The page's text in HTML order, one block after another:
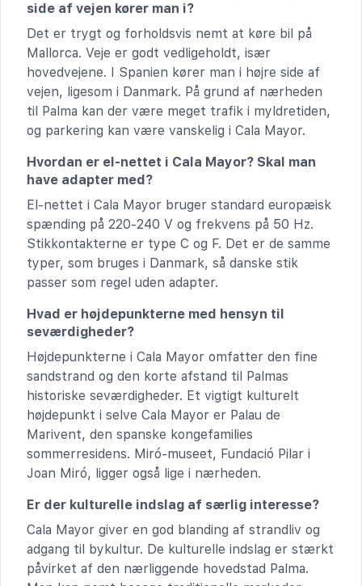
side af vejen kører man i?
Det er trygt og forholdsvis nemt at køre bil på
Mallorca. Veje er godt vedligeholdt, især
hovedvejene. I Spanien kører man i højre side af
vejen, ligesom i Danmark. På grund af nærheden
til Palma kan der være meget trafik i myldretiden,
og parkering kan være vanskelig i Cala Mayor.
Hvordan er el-nettet i Cala Mayor? Skal man
have adapter med?
El-nettet i Cala Mayor bruger standard europæisk
spænding på 220-240 V og frekvens på 50 Hz.
Stikkontakterne er type C og F. Det er de samme
typer, som bruges i Danmark, så danske stik
passer som regel uden adapter.
Hvad er højdepunkterne med hensyn til
seværdigheder?
Højdepunkterne i Cala Mayor omfatter den fine
sandstrand og den korte afstand til Palmas
historiske seværdigheder. Et vigtigt kulturelt
højdepunkt i selve Cala Mayor er Palau de
Marivent, den spanske kongefamilies
sommerresidens. Miró-museet, Fundació Pilar i
Joan Miró, ligger også lige i nærheden.
Er der kulturelle indslag af særlig interesse?
Cala Mayor giver en god blanding af strandliv og
adgang til bykultur. De kulturelle indslag er stærkt
påvirket af den nærliggende hovedstad Palma.